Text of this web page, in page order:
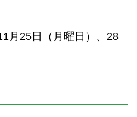
25日（月曜日）、28